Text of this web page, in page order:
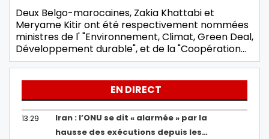
Deux Belgo-marocaines, Zakia Khattabi et
Meryame Kitir ont été respectivement nommées
ministres de l' "Environnement, Climat, Green Deal,
Développement durable", et de la "Coopération…
EN DIRECT
13:29
Iran : l’ONU se dit « alarmée » par la
hausse des exécutions depuis les…